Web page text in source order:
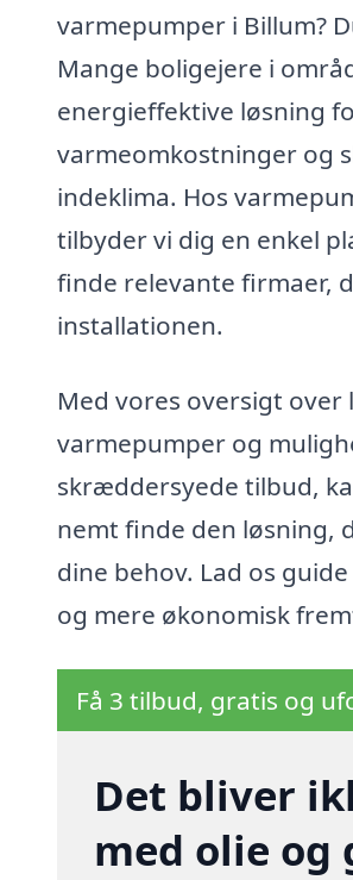
varmepumper i Billum?
Mange boligejere i
energieffektive løsning
varmeomkostninger og
indeklima. Hos
tilbyder vi dig en enkel
finde relevante firmaer,
installationen.
Med vores oversigt over
varmepumper og
skræddersyede tilbud,
nemt finde den løsning,
dine behov. Lad os
og mere økonomisk
Få 3 tilbud, gratis og
Det bliver
med olie og